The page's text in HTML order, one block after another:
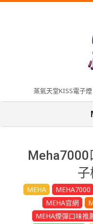
蒸氣天堂KISS電子
Meha7000
MEHA MEHA7000
MEHA官網
MEHA煙彈口味推